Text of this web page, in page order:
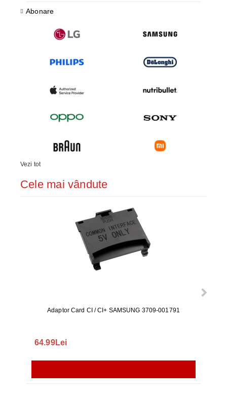
Abonare
Vezi tot
Cele mai vândute
Adaptor Card CI / CI+ SAMSUNG 3709-001791
64.99Lei